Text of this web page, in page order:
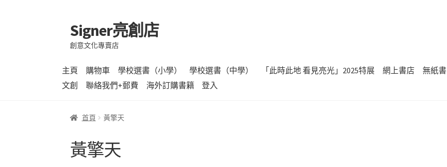
跳
至
導
列
跳
至
主
內
容
Signer亮創店
創意文化專賣店
主頁 購物車 學校選書（小學） 學校選書（中學） 「此時此地 看見亮光」2025特展 網上書店
無紙書
文創
聯絡我們+郵費 海外訂購書籍 登入
首頁 黃擎天
黃擎天